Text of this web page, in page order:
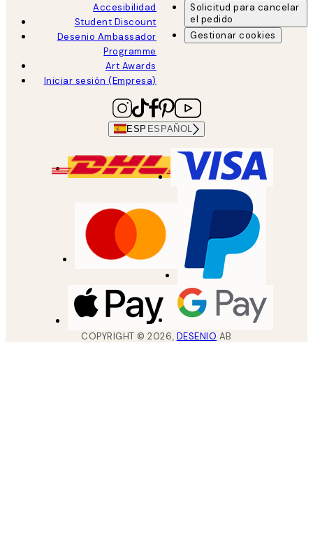
Accesibilidad
Student Discount
Desenio Ambassador
Programme
Art Awards
Iniciar sesión (Empresa)
Solicitud para cancelar
el pedido
Gestionar cookies
ESP ESPAÑOL
COPYRIGHT ©2026, DESENIO AB